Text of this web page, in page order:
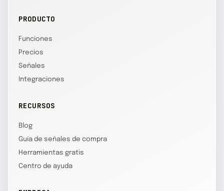
PRODUCTO
Funciones
Precios
Señales
Integraciones
RECURSOS
Blog
Guía de señales de compra
Herramientas gratis
Centro de ayuda